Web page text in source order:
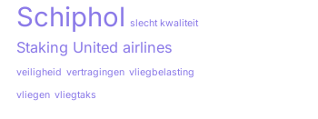
Schiphol slecht kwaliteit
Staking United airlines
veiligheid vertragingen vliegbelasting
vliegen vliegtaks